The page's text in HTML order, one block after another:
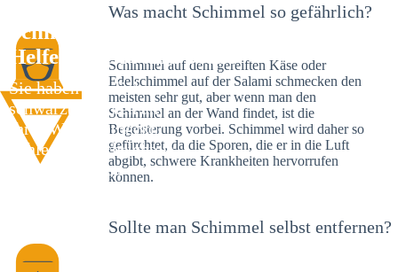
Schimmelexperte in Achern – Ihr
Helfer an Ort und Stelle
Sie haben kürzlich
schwarze Flecken an
Ihrer Wand entdeckt?
Schlechte Nachrichten:
Sie haben einen
Was macht Schimmel so gefährlich?
Schimmel auf dem gereiften Käse oder
Edelschimmel auf der Salami schmecken den
meisten sehr gut, aber wenn man den
Schimmel an der Wand findet, ist die
Begeisterung vorbei. Schimmel wird daher so
gefürchtet, da die Sporen, die er in die Luft
abgibt, schwere Krankheiten hervorrufen
können.
Sollte man Schimmel selbst entfernen?